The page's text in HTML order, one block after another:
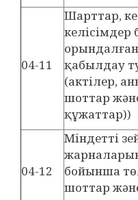
04-11
Шарттар,
қабылдау
(актілер,
шоттар
құжаттар))
04-12
Міндетті
бойынша
шоттар